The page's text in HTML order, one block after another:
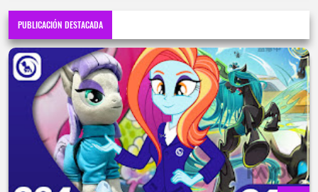
PUBLICACIÓN DESTACADA